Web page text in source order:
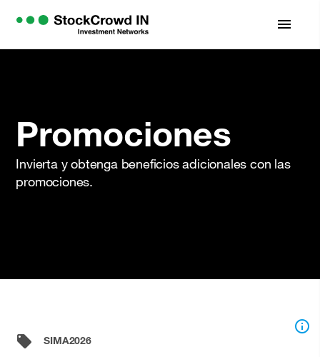
menu
Promociones
Invierta y obtenga beneficios adicionales con las
promociones.
local_offer SIMA2026
info_outline